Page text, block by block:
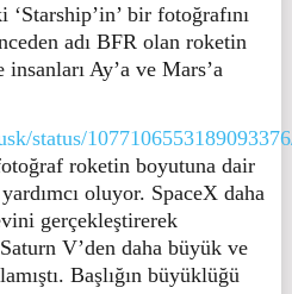
‘Starship’in’ bir fotoğrafını
adı BFR olan roketin
Ay’a ve Mars’a
status/
roketin boyutuna dair
oluyor. SpaceX daha
gerçekleştirerek
V’den daha büyük ve
Başlığın büyüklüğü